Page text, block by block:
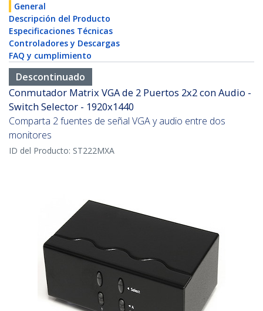
General
Descripción del Producto
Especificaciones Técnicas
Controladores y Descargas
FAQ y cumplimiento
Descontinuado
Conmutador Matrix VGA de 2 Puertos 2x2 con Audio -
Switch Selector - 1920x1440
Comparta 2 fuentes de señal VGA y audio entre dos
monitores
ID del Producto: ST222MXA